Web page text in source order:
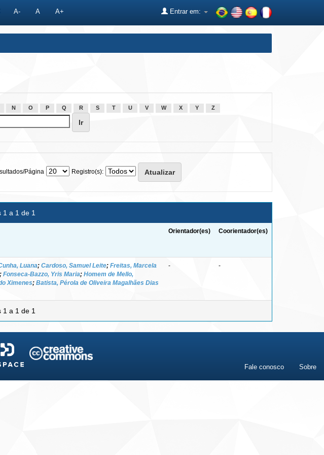
A- A A+ Entrar em:
N O P Q R S T U V W X Y Z
Página Registro(s):
1 a 1 de 1
Orientador(es) Coorientador(es)
Luana; Cardoso, Samuel Leite; Freitas, Marcela
; Fonseca‑Bazzo, Yris Maria; Homem de Mello,
Ximenes; Batista, Pérola de Oliveira Magalhães Dias
- -
1 a 1 de 1
Fale conosco Sobre